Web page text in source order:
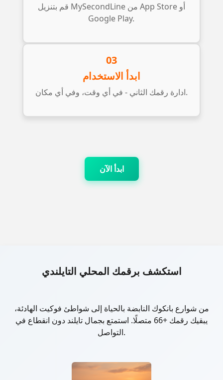
قم بتنزيل MySecondLine من App Store أو
Google Play.
03
ابدأ الاستخدام
ادارة رقمك الثاني - في أي وقت، وفي أي مكان.
ابدأ الآن
استكشف برقمك المحلي التايلندي
من شوارع بانكوك النابضة بالحياة إلى شواطئ فوكيت الهادئة،
يبقيك رقمك +66 متصلًا. استمتع بجمال تايلند دون انقطاع في
التواصل.